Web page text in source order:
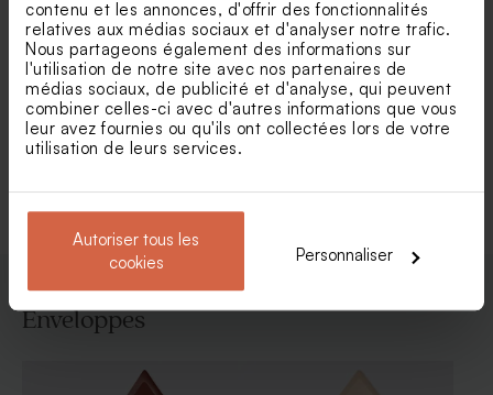
contenu et les annonces, d'offrir des fonctionnalités
relatives aux médias sociaux et d'analyser notre trafic.
Nous partageons également des informations sur
l'utilisation de notre site avec nos partenaires de
médias sociaux, de publicité et d'analyse, qui peuvent
combiner celles-ci avec d'autres informations que vous
leur avez fournies ou qu'ils ont collectées lors de votre
utilisation de leurs services.
Autoriser tous les
cookies
Personnaliser
Faire part mariage pochette
terracotta
Faire part mariage photo
calque et dorure
Enveloppes